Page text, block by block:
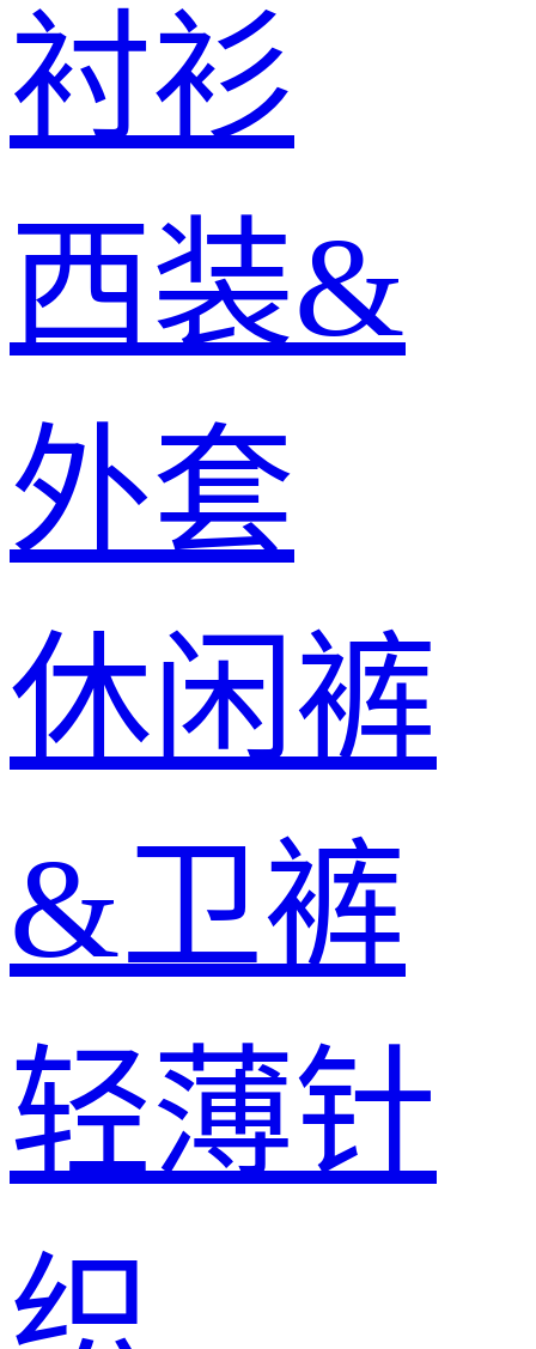
衬衫
西装&
外套
休闲裤
&卫裤
轻薄针